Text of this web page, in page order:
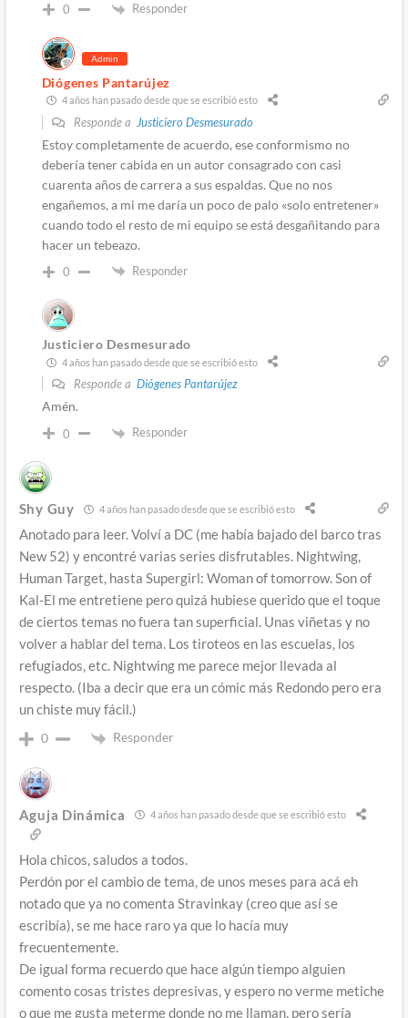
0 Responder
Admin
Diógenes Pantarújez
4 años han pasado desde que se escribió esto
Responde a Justiciero Desmesurado
Estoy completamente de acuerdo, ese conformismo no
debería tener cabida en un autor consagrado con casi
cuarenta años de carrera a sus espaldas. Que no nos
engañemos, a mi me daría un poco de palo «solo entretener»
cuando todo el resto de mi equipo se está desgañitando para
hacer un tebeazo.
0 Responder
Justiciero Desmesurado
4 años han pasado desde que se escribió esto
Responde a Diógenes Pantarújez
Amén.
0 Responder
Shy Guy 4 años han pasado desde que se escribió esto
Anotado para leer. Volví a DC (me había bajado del barco tras
New 52) y encontré varias series disfrutables. Nightwing,
Human Target, hasta Supergirl: Woman of tomorrow. Son of
Kal-El me entretiene pero quizá hubiese querido que el toque
de ciertos temas no fuera tan superficial. Unas viñetas y no
volver a hablar del tema. Los tiroteos en las escuelas, los
refugiados, etc. Nightwing me parece mejor llevada al
respecto. (Iba a decir que era un cómic más Redondo pero era
un chiste muy fácil.)
0 Responder
Aguja Dinámica 4 años han pasado desde que se escribió esto
Hola chicos, saludos a todos.
Perdón por el cambio de tema, de unos meses para acá eh
notado que ya no comenta Stravinkay (creo que así se
escribía), se me hace raro ya que lo hacía muy
frecuentemente.
De igual forma recuerdo que hace algún tiempo alguien
comento cosas tristes depresivas, y espero no verme metiche
o que me gusta meterme donde no me llaman, pero sería